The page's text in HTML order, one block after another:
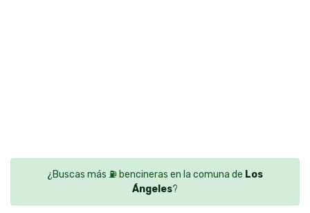
¿Buscas más ⛽ bencineras en la comuna de Los
Ángeles?